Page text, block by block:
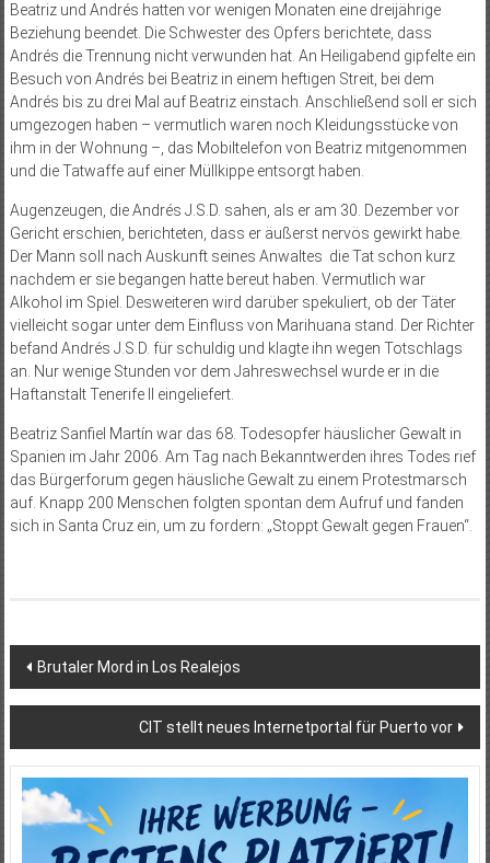
Beatriz und Andrés hatten vor wenigen Monaten eine dreijährige
Beziehung beendet. Die Schwester des Opfers berichtete, dass
Andrés die Trennung nicht verwunden hat. An Heiligabend gipfelte ein
Besuch von Andrés bei Beatriz in einem heftigen Streit, bei dem
Andrés bis zu drei Mal auf Beatriz einstach. Anschließend soll er sich
umgezogen haben – vermutlich waren noch Kleidungsstücke von
ihm in der Wohnung –, das Mobiltelefon von Beatriz mitgenommen
und die Tatwaffe auf einer Müllkippe entsorgt haben.
Augenzeugen, die Andrés J.S.D. sahen, als er am 30. Dezember vor
Gericht erschien, berichteten, dass er äußerst nervös gewirkt habe.
Der Mann soll nach Auskunft seines Anwaltes die Tat schon kurz
nachdem er sie begangen hatte bereut haben. Vermutlich war
Alkohol im Spiel. Desweiteren wird darüber spekuliert, ob der Täter
vielleicht sogar unter dem Einfluss von Marihuana stand. Der Richter
befand Andrés J.S.D. für schuldig und klagte ihn wegen Totschlags
an. Nur wenige Stunden vor dem Jahreswechsel wurde er in die
Haftanstalt Tenerife II eingeliefert.
Beatriz Sanfiel Martín war das 68. Todesopfer häuslicher Gewalt in
Spanien im Jahr 2006. Am Tag nach Bekanntwerden ihres Todes rief
das Bürgerforum gegen häusliche Gewalt zu einem Protestmarsch
auf. Knapp 200 Menschen folgten spontan dem Aufruf und fanden
sich in Santa Cruz ein, um zu fordern: „Stoppt Gewalt gegen Frauen“.
Beitragsnavigation
Brutaler Mord in Los Realejos
CIT stellt neues Internetportal für Puerto vor